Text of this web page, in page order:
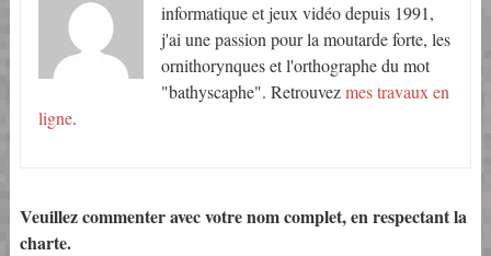
informatique et jeux vidéo depuis 1991,
j'ai une passion pour la moutarde forte, les
ornithorynques et l'orthographe du mot
"bathyscaphe". Retrouvezmes travaux en
ligne.
Veuillez commenter avec votre nom complet, en respectant la
charte.